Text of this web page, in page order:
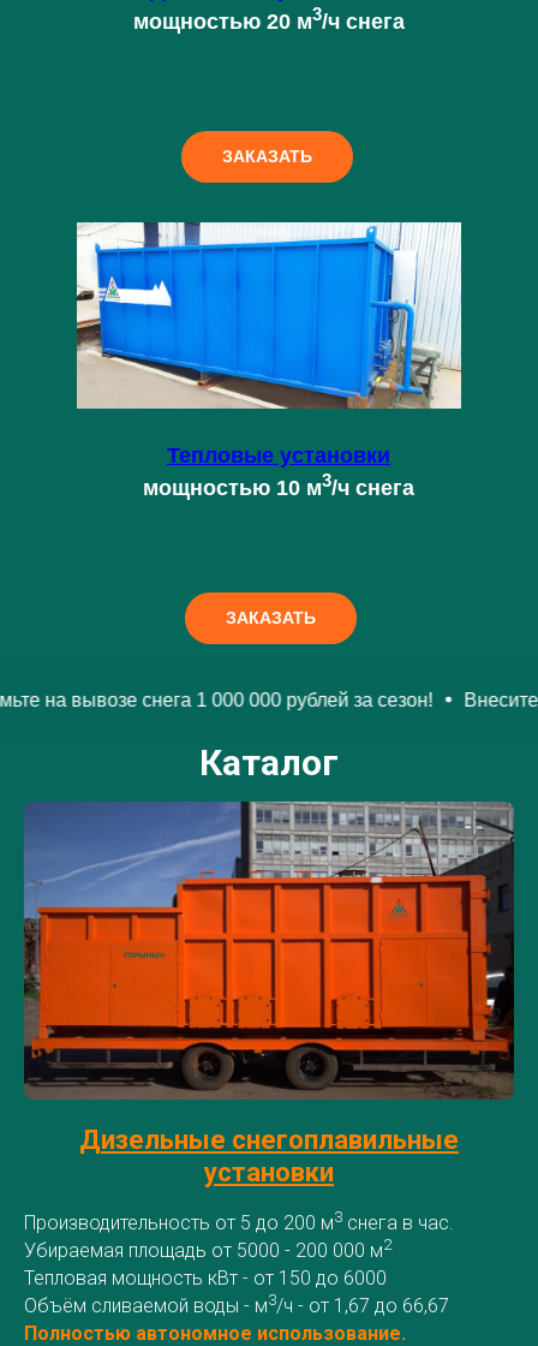
Тепловые установки
мощностью 10 м3/ч снега
мощностью 20 м3/ч снега
ЗАКАЗАТЬ
ЗАКАЗАТЬ
снега 1 000 000 рублей за сезон! Внесите
Каталог
Дизельные снегоплавильные
установки
Производительность от 5 до 200 м3 снега в час.
Убираемая площадь от 5000 - 200 000 м2
Тепловая мощность кВт - от 150 до 6000
Объём сливаемой воды - м3/ч - от 1,67 до 66,67
Полностью автономное использование.